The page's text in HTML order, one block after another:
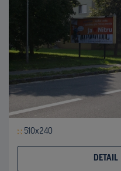
510x240
DETAIL